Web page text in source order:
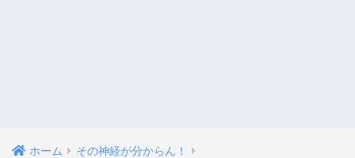
ホーム その神経が分からん！